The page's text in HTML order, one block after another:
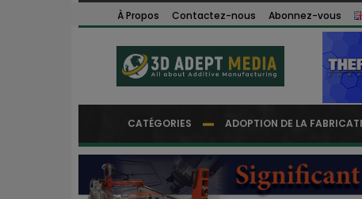
À Propos Contactez-nous Abonnez-vous
CATÉGORIES ADOPTION DE LA